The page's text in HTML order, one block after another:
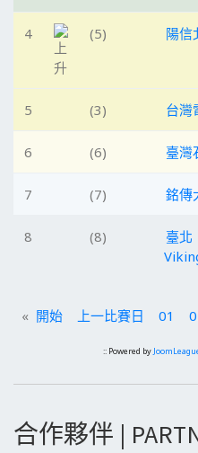
4 (5) 陽信
5 (3) 台灣
6 (6) 臺灣
7 (7) 銘傳
8 (8)
臺北
« 開始 上一比賽日 01
:: Powered by
合作夥伴 |